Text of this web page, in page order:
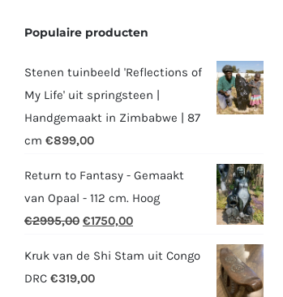
Populaire producten
Stenen tuinbeeld 'Reflections of
My Life' uit springsteen |
Handgemaakt in Zimbabwe | 87
cm €899,00
Return to Fantasy - Gemaakt
van Opaal - 112 cm. Hoog
€2995,00 Oorspronkelijke
was:
€2995,00.
€1750,00Huidige
Kruk van de Shi Stam uit Congo
DRC €319,00